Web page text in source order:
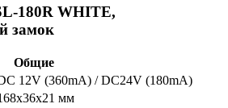
180R WHITE,
замок
Общие
12V (360mA) / DC24V (180mA)
мм